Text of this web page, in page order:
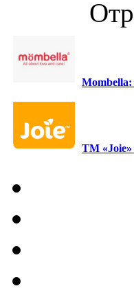
Mombella:
ТМ «Joie»